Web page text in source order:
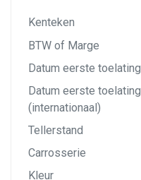
Kenteken
BTW of Marge
Datum eerste toelating
Datum eerste toelating
(internationaal)
Tellerstand
Carrosserie
Kleur